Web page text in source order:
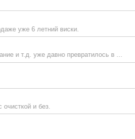
уже 6 летний виски.
и т.д. уже давно превратилось в ...
и без.